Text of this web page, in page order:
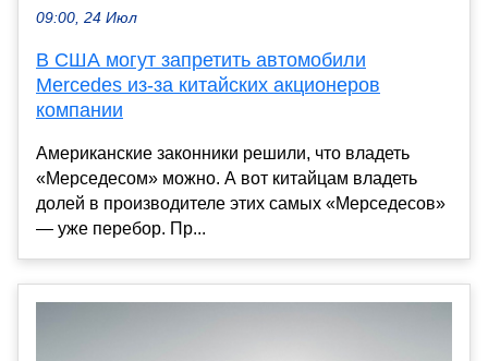
09:00, 24 Июл
В США могут запретить автомобили
Mercedes из-за китайских акционеров
компании
Американские законники решили, что владеть
«Мерседесом» можно. А вот китайцам владеть
долей в производителе этих самых «Мерседесов»
— уже перебор. Пр...